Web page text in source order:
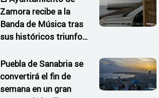
Zamora recibe a la
Banda de Música tras
sus históricos triunfos
Puebla de Sanabria se
convertirá el fin de
semana en un gran